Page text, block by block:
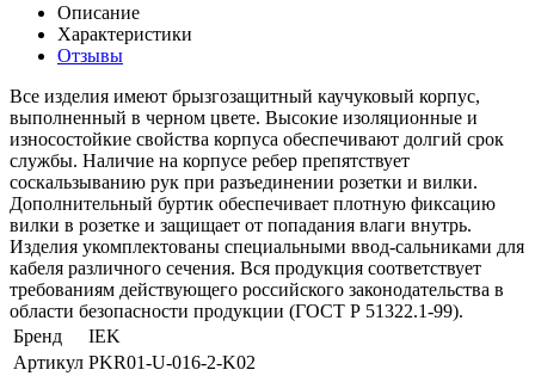
Описание
Характеристики
Отзывы
Все изделия имеют брызгозащитный каучуковый корпус,
выполненный в черном цвете. Высокие изоляционные и
износостойкие свойства корпуса обеспечивают долгий срок
службы. Наличие на корпусе ребер препятствует
соскальзыванию рук при разъединении розетки и вилки.
Дополнительный буртик обеспечивает плотную фиксацию
вилки в розетке и защищает от попадания влаги внутрь.
Изделия укомплектованы специальными ввод-сальниками для
кабеля различного сечения. Вся продукция соответствует
требованиям действующего российского законодательства в
области безопасности продукции (ГОСТ Р 51322.1-99).
Бренд
IEK
Артикул PKR01-U-016-2-K02